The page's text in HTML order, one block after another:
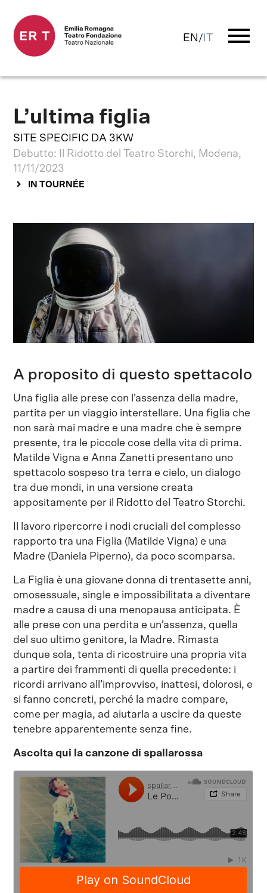
EN / IT menu
L’ultima figlia
SITE SPECIFIC DA 3KW
Debutto: Il Ridotto del Teatro Storchi, Modena,
11/11/2023
IN TOURNÉE
A proposito di questo spettacolo
Una figlia alle prese con l’assenza della madre,
partita per un viaggio interstellare. Una figlia che
non sarà mai madre e una madre che è sempre
presente, tra le piccole cose della vita di prima.
Matilde Vigna e Anna Zanetti presentano uno
spettacolo sospeso tra terra e cielo, un dialogo
tra due mondi, in una versione creata
appositamente per il Ridotto del Teatro Storchi.
Il lavoro ripercorre i nodi cruciali del complesso
rapporto tra una Figlia (Matilde Vigna) e una
Madre (Daniela Piperno), da poco scomparsa.
La Figlia è una giovane donna di trentasette anni,
omosessuale, single e impossibilitata a diventare
madre a causa di una menopausa anticipata. È
alle prese con una perdita e un’assenza, quella
del suo ultimo genitore, la Madre. Rimasta
dunque sola, tenta di ricostruire una propria vita
a partire dei frammenti di quella precedente: i
ricordi arrivano all’improvviso, inattesi, dolorosi, e
si fanno concreti, perché la madre compare,
come per magia, ad aiutarla a uscire da queste
tenebre apparentemente senza fine.
Ascolta qui la canzone di spallarossa